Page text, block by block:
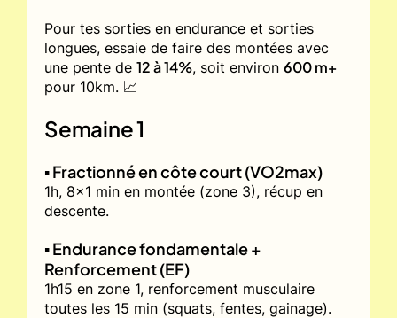
Pour tes sorties en endurance et sorties
longues, essaie de faire des montées avec
une pente de 12 à 14%, soit environ 600 m+
pour 10km. 📈
Semaine 1
▪️ Fractionné en côte court (VO2max)
1h, 8x1 min en montée (zone 3), récup en
descente.
▪️ Endurance fondamentale +
Renforcement (EF)
1h15 en zone 1, renforcement musculaire
toutes les 15 min (squats, fentes, gainage).